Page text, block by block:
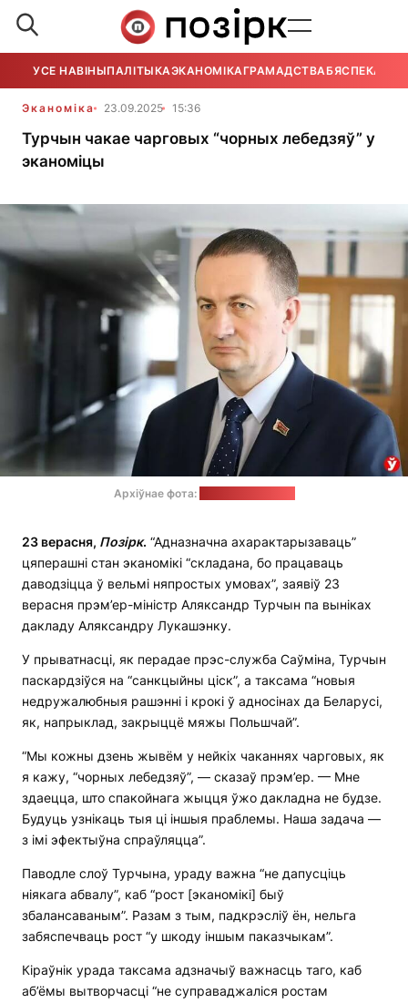
УСЕ НАВІНЫПАЛІТЫКАЭКАНОМІКАГРАМАДСТВАБЯСПЕКА
Эканоміка 23.09.2025 15:36
Турчын чакае чарговых “чорных лебедзяў” у
эканоміцы
Архіўнае фота:
23 верасня, Позірк. “Адназначна ахарактарызаваць”
цяперашні стан эканомікі “складана, бо працаваць
даводзіцца ў вельмі няпростых умовах”, заявіў 23
верасня прэм’ер-міністр Аляксандр Турчын па выніках
дакладу Аляксандру Лукашэнку.
У прыватнасці, як перадае прэс-служба Саўміна, Турчын
паскардзіўся на “санкцыйны ціск”, а таксама “новыя
недружалюбныя рашэнні і крокі ў адносінах да Беларусі,
як, напрыклад, закрыццё мяжы Польшчай”.
“Мы кожны дзень жывём у нейкіх чаканнях чарговых, як
я кажу, “чорных лебедзяў”, — сказаў прэм’ер. — Мне
здаецца, што спакойнага жыцця ўжо дакладна не будзе.
Будуць узнікаць тыя ці іншыя праблемы. Наша задача —
з імі эфектыўна спраўляцца”.
Паводле слоў Турчына, ураду важна “не дапусціць
ніякага абвалу”, каб “рост [эканомікі] быў
збалансаваным”. Разам з тым, падкрэсліў ён, нельга
забяспечваць рост “у шкоду іншым паказчыкам”.
Кіраўнік урада таксама адзначыў важнасць таго, каб
аб’ёмы вытворчасці “не суправаджаліся ростам